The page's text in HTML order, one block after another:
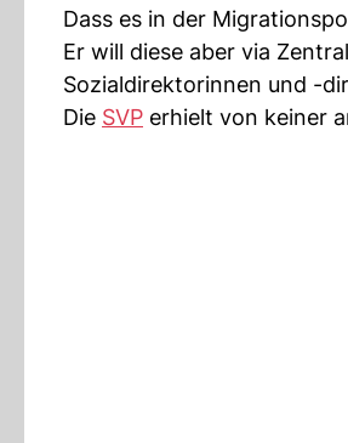
Dass es in der
Er will diese aber via
Sozialdirektorinnen und -
Die SVP erhielt von keiner